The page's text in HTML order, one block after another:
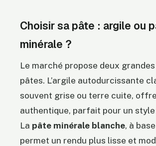
Choisir sa pâte : argile ou
minérale ?
Le marché propose deux
pâtes. L’argile autodurcissante
souvent grise ou terre cuite,
authentique, parfait pour un
La pâte minérale blanche, à
permet un rendu plus lisse et